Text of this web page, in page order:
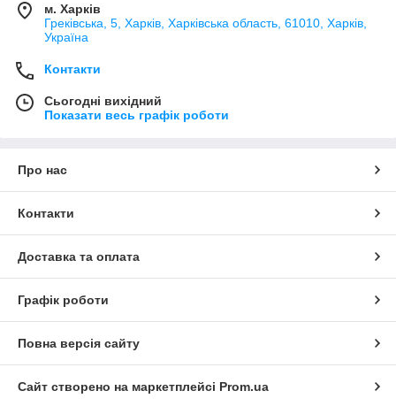
м. Харків
Греківська, 5, Харків, Харківська область, 61010, Харків,
Україна
Контакти
Сьогодні вихідний
Показати весь графік роботи
Про нас
Контакти
Доставка та оплата
Графік роботи
Повна версія сайту
Сайт створено на маркетплейсі Prom.ua